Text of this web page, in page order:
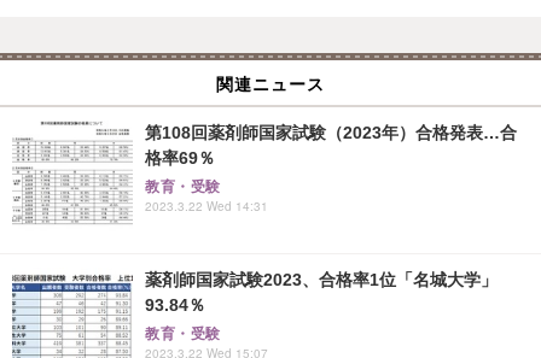
関連ニュース
第108回薬剤師国家試験（2023年）合格発表…合
格率69％
教育・受験
2023.3.22 Wed 14:31
薬剤師国家試験2023、合格率1位「名城大学」
93.84％
教育・受験
2023.3.22 Wed 15:07